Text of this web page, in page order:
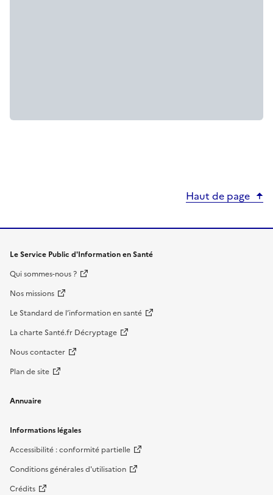
Haut de page
Le Service Public d'Information en Santé
Qui sommes-nous ?
Nos missions
Le Standard de l’information en santé
La charte Santé.fr Décryptage
Nous contacter
Plan de site
Annuaire
Informations légales
Accessibilité : conformité partielle
Conditions générales d'utilisation
Crédits